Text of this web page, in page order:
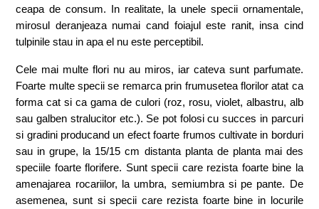
ceapa de consum. In realitate, la unele specii ornamentale,
mirosul deranjeaza numai cand foiajul este ranit, insa cind
tulpinile stau in apa el nu este perceptibil.
Cele mai multe flori nu au miros, iar cateva sunt parfumate.
Foarte multe specii se remarca prin frumusetea florilor atat ca
forma cat si ca gama de culori (roz, rosu, violet, albastru, alb
sau galben stralucitor etc.). Se pot folosi cu succes in parcuri
si gradini producand un efect foarte frumos cultivate in borduri
sau in grupe, la 15/15 cm distanta planta de planta mai des
speciile foarte florifere. Sunt specii care rezista foarte bine la
amenajarea rocariilor, la umbra, semiumbra si pe pante. De
asemenea, sunt si specii care rezista foarte bine in locurile